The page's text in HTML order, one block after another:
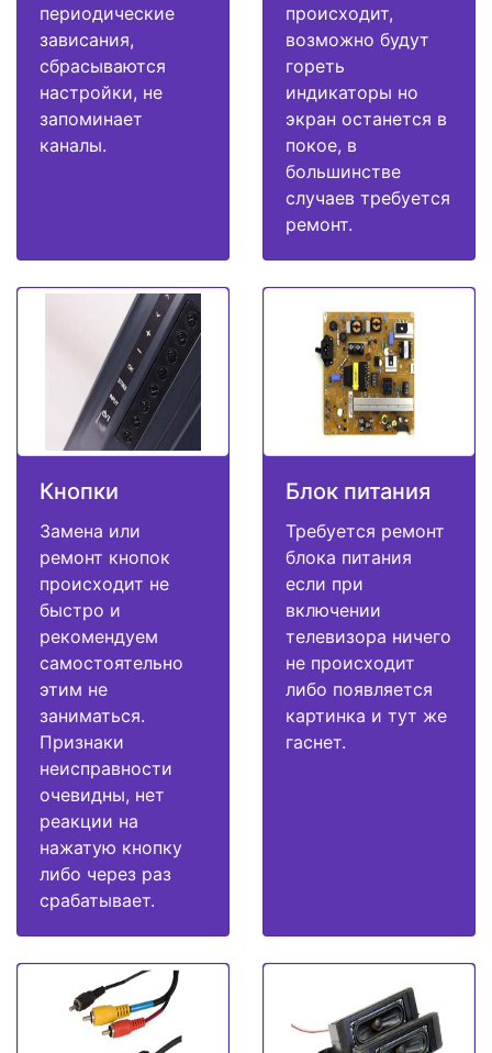
периодические
зависания,
сбрасываются
настройки, не
запоминает
каналы.
происходит,
возможно будут
гореть
индикаторы но
экран останется в
покое, в
большинстве
случаев требуется
ремонт.
Кнопки
Замена или
ремонт кнопок
происходит не
быстро и
рекомендуем
самостоятельно
этим не
заниматься.
Признаки
неисправности
очевидны, нет
реакции на
нажатую кнопку
либо через раз
срабатывает.
Блок питания
Требуется ремонт
блока питания
если при
включении
телевизора ничего
не происходит
либо появляется
картинка и тут же
гаснет.